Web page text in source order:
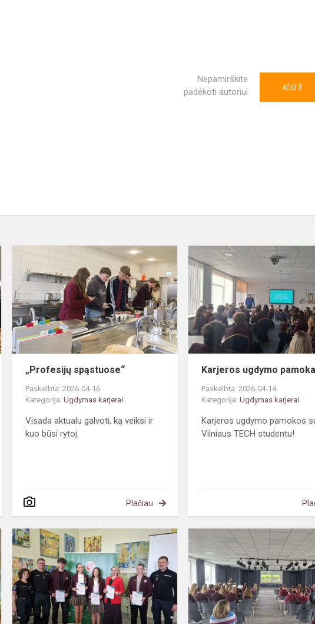
Nepamirškite
padėkoti autoriui
AČIŪ 3
pamoka
„Profesijų
spąstuose“
„Profesijų spąstuose“
Paskelbta: 2026-04-16
Kategorija:Ugdymas karjerai
Visada aktualu galvoti, ką veiksi ir
kuo būsi rytoj.
Plačiau
Karjeros ugdymo pamoka
Paskelbta: 2026-04-14
Kategorija:Ugdymas karjerai
Karjeros ugdymo pamokos
Vilniaus TECH studentu!
Karjeros
ugdymo
pamoka
Konkursas
policija“.